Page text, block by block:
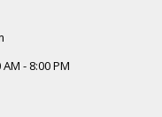
- 8:00 PM